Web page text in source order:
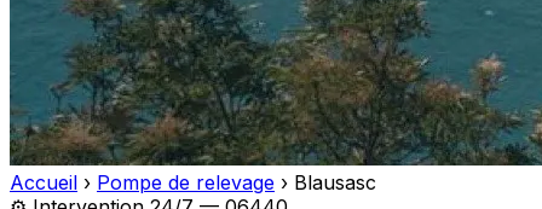
Accueil › Pompe de relevage › Blausasc